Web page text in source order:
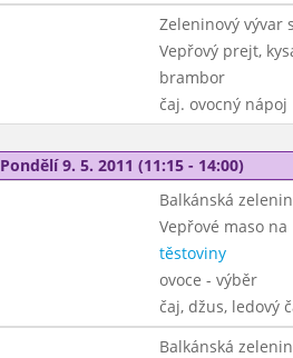
Zeleninový vývar
Vepřový prejt,
brambor
čaj. ovocný nápoj
Pondělí 9. 5. 2011 (11:15 - 14:00)
Balkánská
Vepřové maso na
těstoviny
ovoce - výběr
čaj, džus, ledový
Balkánská